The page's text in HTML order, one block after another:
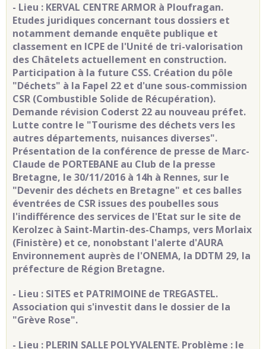
- Lieu : KERVAL CENTRE ARMOR à Ploufragan.
Etudes juridiques concernant tous dossiers et
notamment demande enquête publique et
classement en ICPE de l'Unité de tri-valorisation
des Châtelets actuellement en construction.
Participation à la future CSS. Création du pôle
"Déchets" à la Fapel 22 et d'une sous-commission
CSR (Combustible Solide de Récupération).
Demande révision Coderst 22 au nouveau préfet.
Lutte contre le "Tourisme des déchets vers les
autres départements, nuisances diverses".
Présentation de la conférence de presse de Marc-
Claude de PORTEBANE au Club de la presse
Bretagne, le 30/11/2016 à 14h à Rennes, sur le
"Devenir des déchets en Bretagne" et ces balles
éventrées de CSR issues des poubelles sous
l'indifférence des services de l'Etat sur le site de
Kerolzec à Saint-Martin-des-Champs, vers Morlaix
(Finistère) et ce, nonobstant l'alerte d'AURA
Environnement auprès de l'ONEMA, la DDTM 29, la
préfecture de Région Bretagne.
- Lieu : SITES et PATRIMOINE de TREGASTEL.
Association qui s'investit dans le dossier de la
"Grève Rose".
- Lieu : PLERIN SALLE POLYVALENTE. Problème : le